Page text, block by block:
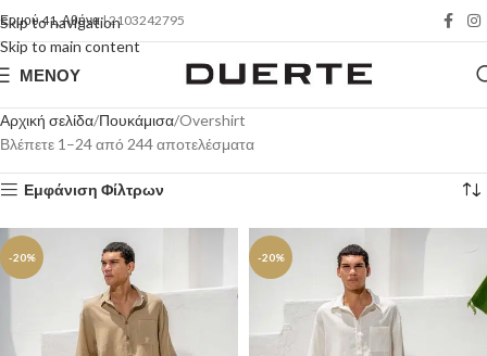
Skip to navigation
Skip to main content
Ερμού 41, Αθήνα| 2103242795
ΜΕΝΟΎ
Αρχική σελίδα Πουκάμισα Overshirt
Βλέπετε 1–24 από 244 αποτελέσματα
Εμφάνιση Φίλτρων
-20% -20%